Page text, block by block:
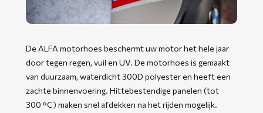
De ALFA motorhoes beschermt uw motor het hele jaar
door tegen regen, vuil en UV. De motorhoes is gemaakt
van duurzaam, waterdicht 300D polyester en heeft een
zachte binnenvoering. Hittebestendige panelen (tot
300 °C) maken snel afdekken na het rijden mogelijk.